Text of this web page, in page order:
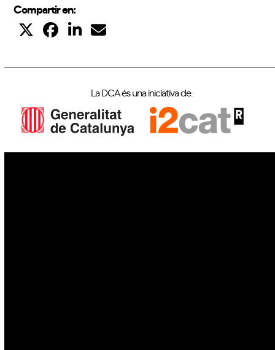
Compartir en:
La DCA és una iniciativa de: